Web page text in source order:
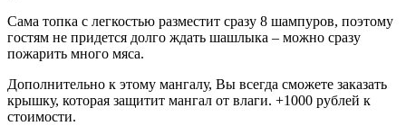
Сама топка с легкостью разместит сразу 8 шампуров, поэтому
гостям не придется долго ждать шашлыка – можно сразу
пожарить много мяса.
Дополнительно к этому мангалу, Вы всегда сможете заказать
крышку, которая защитит мангал от влаги. +1000 рублей к
стоимости.